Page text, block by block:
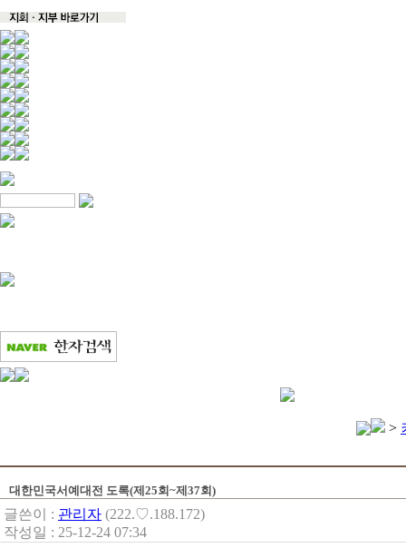
>
대한민국서예대전 도록(제25회~제37회)
글쓴이 : 관리자 (222.♡.188.172)
작성일 : 25-12-24 07:34